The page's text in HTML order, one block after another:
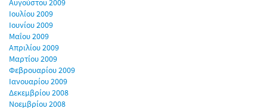
Αυγούστου 2009
Ιουλίου 2009
Ιουνίου 2009
Μαΐου 2009
Απριλίου 2009
Μαρτίου 2009
Φεβρουαρίου 2009
Ιανουαρίου 2009
Δεκεμβρίου 2008
Νοεμβρίου 2008